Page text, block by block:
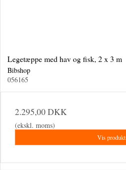
Legetæppe med hav og fisk, 2 x 3 m
Bibshop
056165
2.295,00 DKK
(ekskl. moms)
Vis produkt